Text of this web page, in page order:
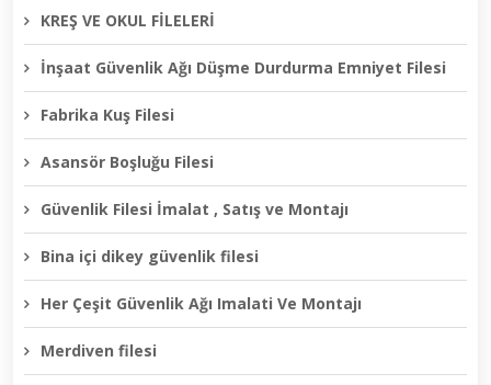
KREŞ VE OKUL FİLELERİ
İnşaat Güvenlik Ağı Düşme Durdurma Emniyet Filesi
Fabrika Kuş Filesi
Asansör Boşluğu Filesi
Güvenlik Filesi İmalat , Satış ve Montajı
Bina içi dikey güvenlik filesi
Her Çeşit Güvenlik Ağı Imalati Ve Montajı
Merdiven filesi